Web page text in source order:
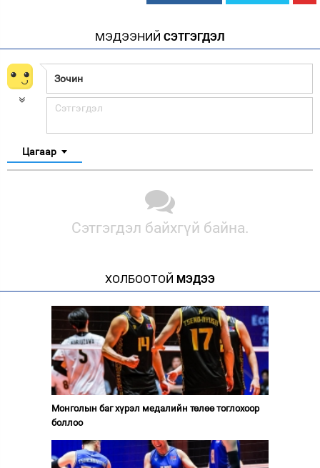
МЭДЭЭНИЙ СЭТГЭГДЭЛ
Цагаар
Сэтгэгдэл байхгүй байна.
ХОЛБООТОЙ МЭДЭЭ
Монголын баг хүрэл медалийн төлөө тоглохоор
боллоо